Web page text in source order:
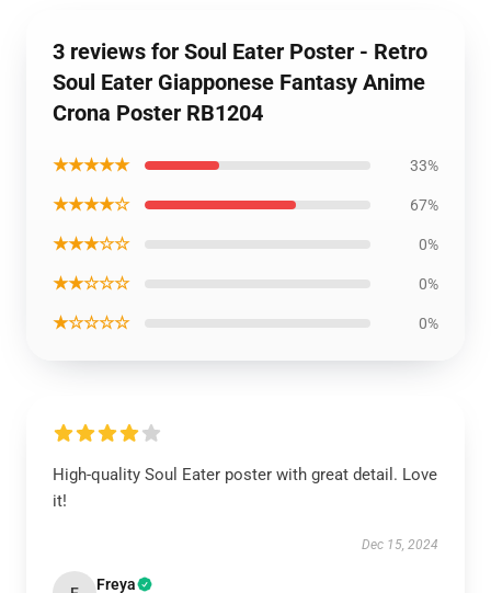
3 reviews for Soul Eater Poster - Retro
Soul Eater Giapponese Fantasy Anime
Crona Poster RB1204
★★★★★ 33%
★★★★☆ 67%
★★★☆☆ 0%
★★☆☆☆ 0%
★☆☆☆☆ 0%
High-quality Soul Eater poster with great detail. Love
it!
Dec 15, 2024
Freya